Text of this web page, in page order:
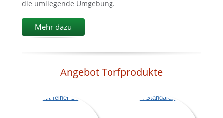
die umliegende Umgebung.
Mehr dazu
Angebot Torfprodukte